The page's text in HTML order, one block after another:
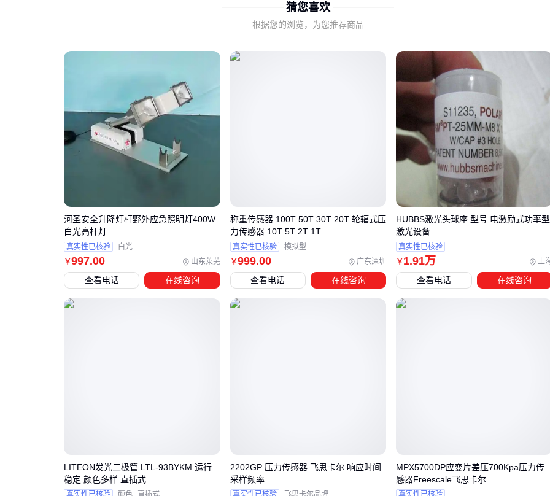
驱动电路调校上，而非单纯看传输速率等表面参数。
点对点光模块的标称传输距离需预留安全余量。工业现场常见
的金属设备遮挡、振动等因素会额外增加光路损耗，建议选择
多模与单模光纤的选择并非速率决定：
多模适合短距离高带宽场景，成本更低但衰减更快
单模在长距离表现更稳定，但需要匹配更高功率的激光器
当传输距离接近模块的临界值时，需特别注意光纤连接器
损耗。采用超抛光端面的LC或SC接头，能比普通接头减少信
号损失，这对Profibus等工业协议传输尤为关键。
三、如何根据业务场景匹配光模块封装与速率？
点对点光模块的封装形式和速率等级并非越高越好，关键在于
与业务场景的适配性。以下是典型场景的选型逻辑：
要注意多模系统的升级潜力有限，若未来可能升级到400G以上
速率，建议预留单模光纤基础设施。
猜您喜欢
根据您的浏览，为您推荐商品
￥997.00 山东莱芜
河圣安全升降灯杆野外应急照明灯400W
白光高杆灯
真实性已核验 白光
查看电话 在线咨询
￥999.00 广东深圳
称重传感器 100T 50T 30T 20T 轮辐式压
力传感器 10T 5T 2T 1T
真实性已核验 模拟型
查看电话 在线咨询
￥ 1.91万 上
HUBBS激光头球座 型号 电激励式功率型
激光设备
真实性已核验
查看电话 在线咨询
LITEON发光二极管 LTL-93BYKM 运行
稳定 颜色多样 直插式
2202GP 压力传感器 飞思卡尔 响应时间
采样频率
MPX5700DP应变片差压700Kpa压力传
感器Freescale飞思卡尔